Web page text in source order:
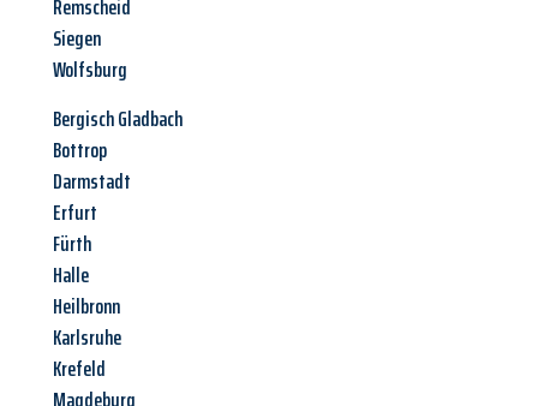
Remscheid
Siegen
Wolfsburg
Bergisch Gladbach
Bottrop
Darmstadt
Erfurt
Fürth
Halle
Heilbronn
Karlsruhe
Krefeld